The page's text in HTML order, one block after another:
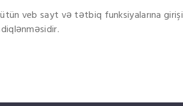
veb sayt və tətbiq funksiyalarına girişi